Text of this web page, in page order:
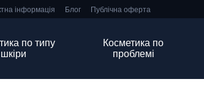
інформація Блог Публічна оферта
по типу
шкіри
Косметика по
проблемі